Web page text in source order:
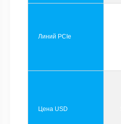
Линий PCIe
Цена USD